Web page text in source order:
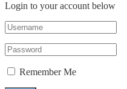
Login to your account below
Remember Me